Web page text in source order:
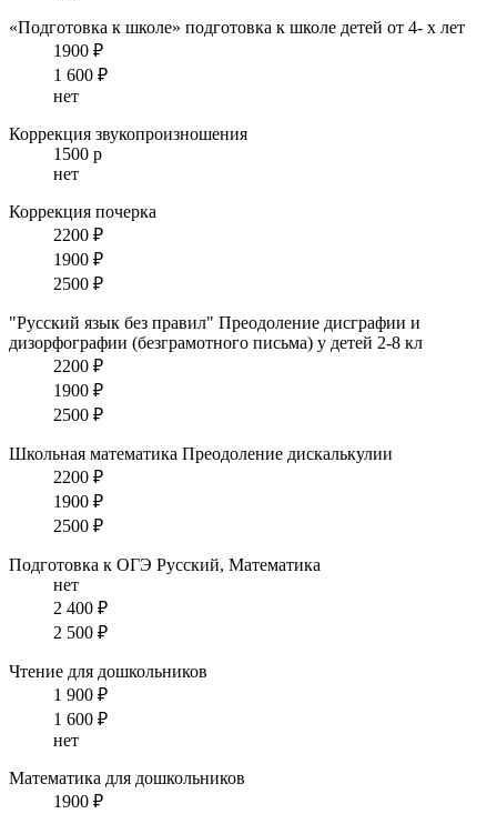
«Подготовка к школе» подготовка к школе детей от 4- х лет
1900 ₽
1 600 ₽
нет
Коррекция звукопроизношения
1500 р
нет
Коррекция почерка
2200 ₽
1900 ₽
2500 ₽
"Русский язык без правил" Преодоление дисграфии и
дизорфографии (безграмотного письма) у детей 2-8 кл
2200 ₽
1900 ₽
2500 ₽
Школьная математика Преодоление дискалькулии
2200 ₽
1900 ₽
2500 ₽
Подготовка к ОГЭ Русский, Математика
нет
2 400 ₽
2 500 ₽
Чтение для дошкольников
1 900 ₽
1 600 ₽
нет
Математика для дошкольников
1900 ₽